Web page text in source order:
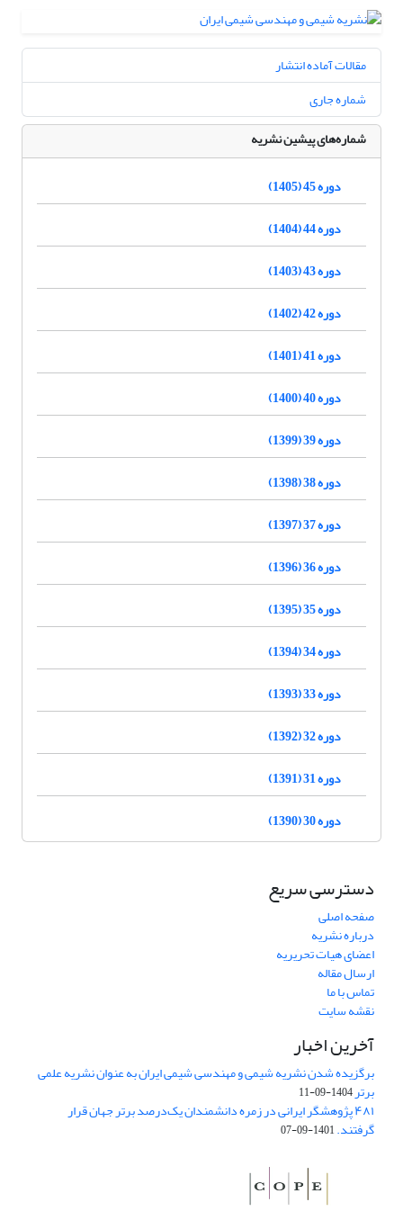
مقالات آماده انتشار
شماره جاری
شماره‌های پیشین نشریه
دوره 45 (1405)
دوره 44 (1404)
دوره 43 (1403)
دوره 42 (1402)
دوره 41 (1401)
دوره 40 (1400)
دوره 39 (1399)
دوره 38 (1398)
دوره 37 (1397)
دوره 36 (1396)
دوره 35 (1395)
دوره 34 (1394)
دوره 33 (1393)
دوره 32 (1392)
دوره 31 (1391)
دوره 30 (1390)
دسترسی سریع
صفحه اصلی
درباره نشریه
اعضای هیات تحریریه
ارسال مقاله
تماس با ما
نقشه سایت
آخرین اخبار
برگزیده شدن نشریه شیمی و مهندسی شیمی ایران به عنوان نشریه علمی
برتر1404-09-11
۴۸۱ پژوهشگر ایرانی در زمره دانشمندان یک‌درصد برتر جهان قرار
گرفتند.1401-09-07